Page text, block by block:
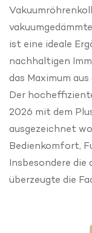
ist eine ideale
nachhaltigen
das Maximum
Der
2026 mit dem
ausgezeichnet
Bedienkomfort,
Insbesondere
überzeugte die